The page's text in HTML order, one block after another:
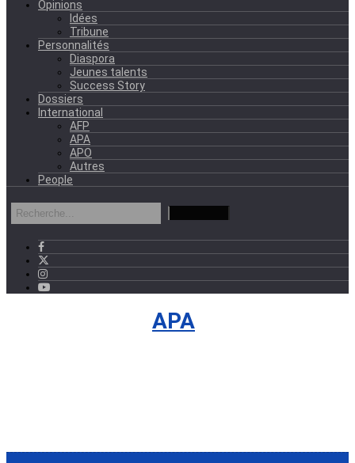
Opinions
Idées
Tribune
Personnalités
Diaspora
Jeunes talents
Success Story
Dossiers
International
AFP
APA
APO
Autres
People
APA